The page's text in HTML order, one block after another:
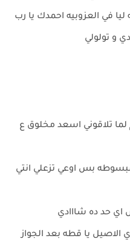
في العزوبيه احمدك يا رب
و تولولي
تلاقوني اسعد مخلوق ع
بس اوعي تزعلي انتي
حد ده شااادي
الاصيل يا قطه بعد الجواز